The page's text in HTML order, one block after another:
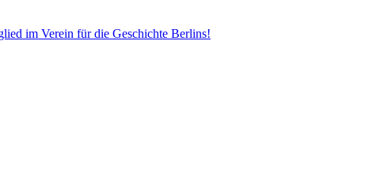
im Verein für die Geschichte Berlins!